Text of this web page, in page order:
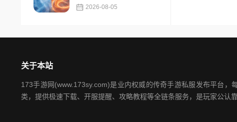
2026-08-05
关于本站
173手游网(www.173sy.com)是业内权威的传奇手游私服发布平台
类，提供极速下载、开服提醒、攻略教程等全链条服务，是玩家公认